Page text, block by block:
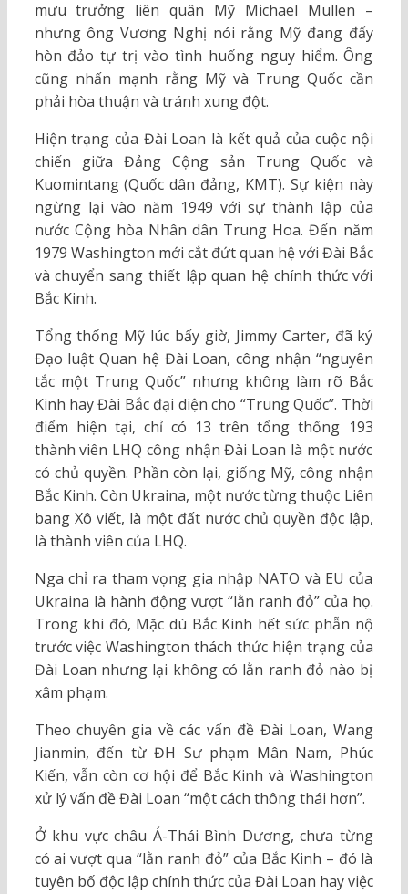
mưu trưởng liên quân Mỹ Michael Mullen –
nhưng ông Vương Nghị nói rằng Mỹ đang đẩy
hòn đảo tự trị vào tình huống nguy hiểm. Ông
cũng nhấn mạnh rằng Mỹ và Trung Quốc cần
phải hòa thuận và tránh xung đột.
Hiện trạng của Đài Loan là kết quả của cuộc nội
chiến giữa Đảng Cộng sản Trung Quốc và
Kuomintang (Quốc dân đảng, KMT). Sự kiện này
ngừng lại vào năm 1949 với sự thành lập của
nước Cộng hòa Nhân dân Trung Hoa. Đến năm
1979 Washington mới cắt đứt quan hệ với Đài Bắc
và chuyển sang thiết lập quan hệ chính thức với
Bắc Kinh.
Tổng thống Mỹ lúc bấy giờ, Jimmy Carter, đã ký
Đạo luật Quan hệ Đài Loan, công nhận “nguyên
tắc một Trung Quốc” nhưng không làm rõ Bắc
Kinh hay Đài Bắc đại diện cho “Trung Quốc”. Thời
điểm hiện tại, chỉ có 13 trên tổng thống 193
thành viên LHQ công nhận Đài Loan là một nước
có chủ quyền. Phần còn lại, giống Mỹ, công nhận
Bắc Kinh. Còn Ukraina, một nước từng thuộc Liên
bang Xô viết, là một đất nước chủ quyền độc lập,
là thành viên của LHQ.
Nga chỉ ra tham vọng gia nhập NATO và EU của
Ukraina là hành động vượt “lằn ranh đỏ” của họ.
Trong khi đó, Mặc dù Bắc Kinh hết sức phẫn nộ
trước việc Washington thách thức hiện trạng của
Đài Loan nhưng lại không có lằn ranh đỏ nào bị
xâm phạm.
Theo chuyên gia về các vấn đề Đài Loan, Wang
Jianmin, đến từ ĐH Sư phạm Mân Nam, Phúc
Kiến, vẫn còn cơ hội để Bắc Kinh và Washington
xử lý vấn đề Đài Loan “một cách thông thái hơn”.
Ở khu vực châu Á-Thái Bình Dương, chưa từng
có ai vượt qua “lằn ranh đỏ” của Bắc Kinh – đó là
tuyên bố độc lập chính thức của Đài Loan hay việc